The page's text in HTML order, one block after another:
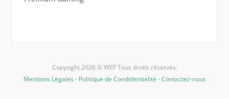
Copyright 2026 © WEF Tous droits réservés.
Mentions Légales - Politique de Condidentialité -Contactez-nous